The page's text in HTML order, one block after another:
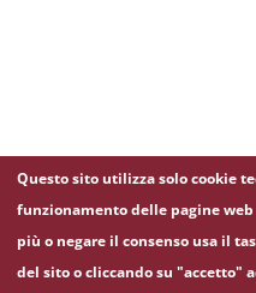
Questo sito utilizza solo cookie
funzionamento delle pagine
più o negare il consenso usa il
del sito o cliccando su "accetto"